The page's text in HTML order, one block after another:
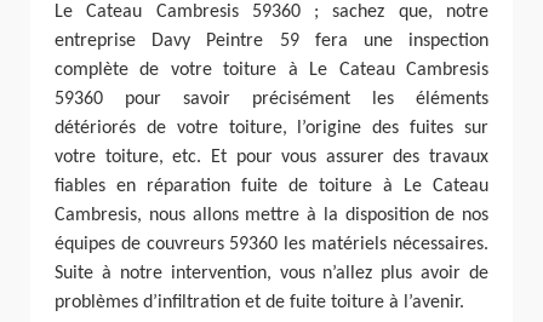
Le Cateau Cambresis 59360 ; sachez que, notre
entreprise Davy Peintre 59 fera une inspection
complète de votre toiture à Le Cateau Cambresis
59360 pour savoir précisément les éléments
détériorés de votre toiture, l’origine des fuites sur
votre toiture, etc. Et pour vous assurer des travaux
fiables en réparation fuite de toiture à Le Cateau
Cambresis, nous allons mettre à la disposition de nos
équipes de couvreurs 59360 les matériels nécessaires.
Suite à notre intervention, vous n’allez plus avoir de
problèmes d’infiltration et de fuite toiture à l’avenir.